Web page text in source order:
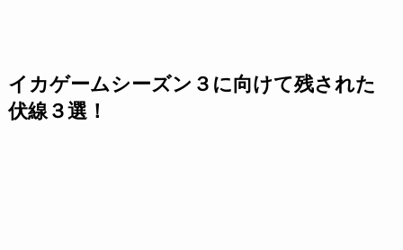
イカゲームシーズン３に向けて残された
伏線３選！